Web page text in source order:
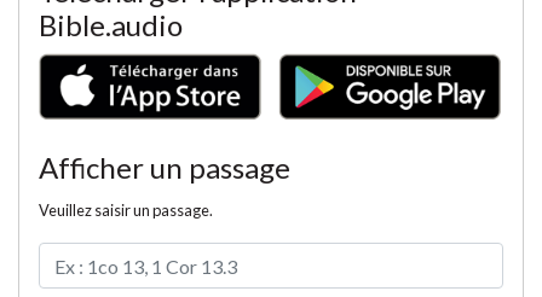
Bible.audio
Afficher un passage
Veuillez saisir un passage.